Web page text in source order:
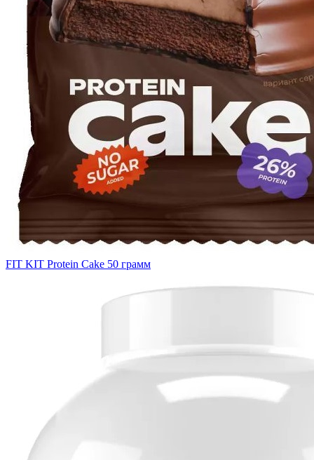
FIT KIT Protein Cake 50 грамм